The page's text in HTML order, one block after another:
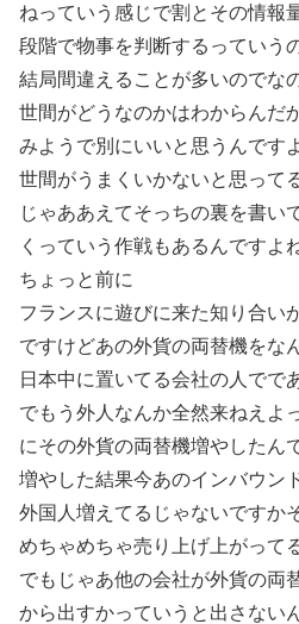
ねっていう感じで割とその情報
段階で物事を判断するっていう
結局間違えることが多いのでな
世間がどうなのかはわからんだ
みようで別にいいと思うんです
世間がうまくいかないと思って
じゃああえてそっちの裏を書い
くっていう作戦もあるんですよ
ちょっと前に
フランスに遊びに来た知り合い
ですけどあの外貨の両替機をな
日本中に置いてる会社の人でで
でもう外人なんか全然来ねえよ
にその外貨の両替機増やしたん
増やした結果今あのインバウン
外国人増えてるじゃないですか
めちゃめちゃ売り上げ上がって
でもじゃあ他の会社が外貨の両
から出すかっていうと出さない